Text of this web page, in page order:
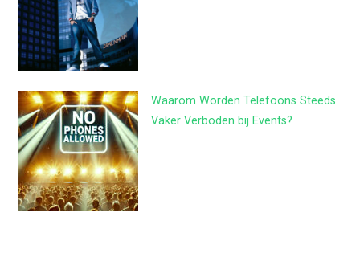
Waarom Worden Telefoons Steeds
Vaker Verboden bij Events?